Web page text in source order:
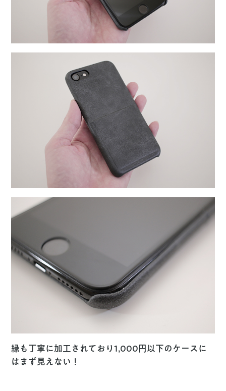
縁も丁寧に加工されており1,000円以下のケースに
はまず見えない！